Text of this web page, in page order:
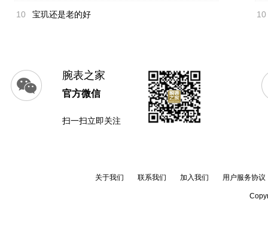
10 宝玑还是老的好 10
腕表之家
官方微信
扫一扫立即关注
关于我们 联系我们 加入我们 用户服务协议